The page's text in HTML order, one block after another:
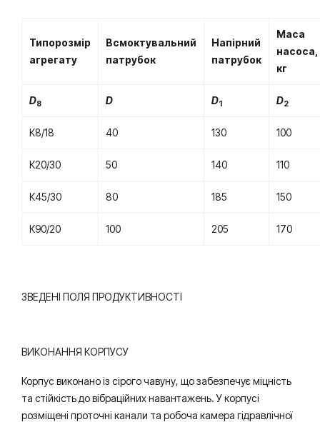
Типорозмір
агрегату
Всмоктувальний
патрубок
Напірний
патрубок
Маса
насоса,
кг
D8 D D1 D2
К8/18 40 130 100
К20/30 50 140 110
К45/30 80 185 150
К90/20 100 205 170
ЗВЕДЕНІ ПОЛЯ ПРОДУКТИВНОСТІ
ВИКОНАННЯ КОРПУСУ
Корпус виконано із сірого чавуну, що забезпечує міцність
та стійкість до вібраційних навантажень. У корпусі
розміщені проточні канали та робоча камера гідравлічної